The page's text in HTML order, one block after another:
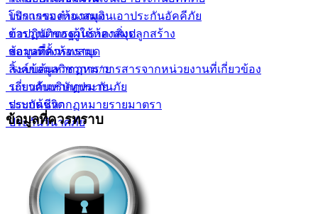
บริการของห้องสมุด
ข้อปฏิบัติของผู้ใช้ห้องสมุด
สถานที่ตั้งห้องสมุด
ลิ้งค์ข้อมูลวิชาการ/วารสารจากหน่วยงานที่เกี่ยวข้อง
โปรแกรมคำนวณเงินเอาประกันอัคคีภัย
ตารางมาตรฐานราคาสิ่งปลูกสร้าง
ข้อมูลที่ควรทราบ
ระบบค้นหากฏหมาย
ระบบค้นหากฏหมาย
ระบบค้นหากฏหมายรายมาตรา
เกี่ยวกับบริษัทประกันภัย
ประกันชีวิต
ประกันวินาศภัย
ข้อมูลที่ควรทราบ